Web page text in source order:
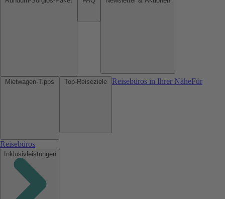
Reisebüros in Ihrer NäheFür
Reisebüros
Inklusivleistungen